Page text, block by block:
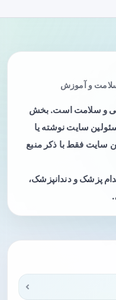
و آموزش
و سلامت است. بخش
سایت نوشته یا
سایت فقط با ذکر منبع
پزشک و دندانپزشک،